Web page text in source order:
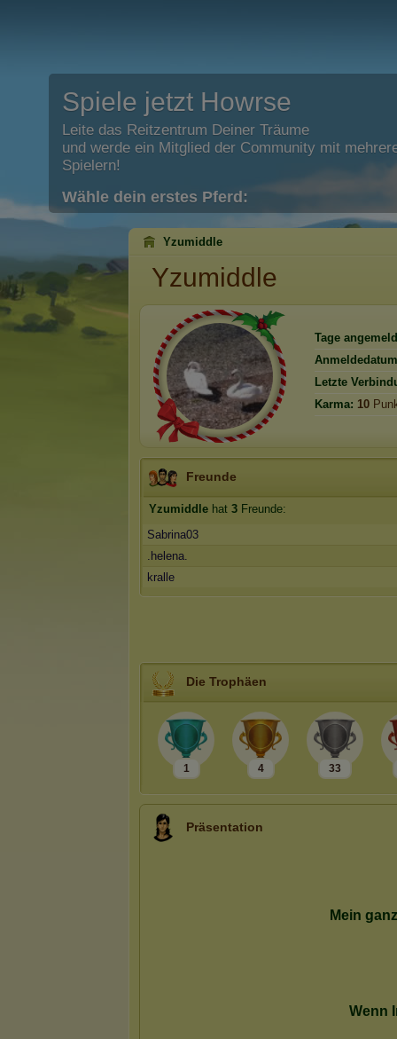
Spiele jetzt Howrse
Leite das Reitzentrum Deiner Träume
und werde ein Mitglied der Community mit
Spielern!
Wähle dein erstes Pferd:
Yzumiddle
Yzumiddle
Tage
Letzte
Karma: 10
Freunde
Yzumiddle hat 3 Freunde:
Sabrina03
.helena.
kralle
Die Trophäen
1 4 33
Präsentation